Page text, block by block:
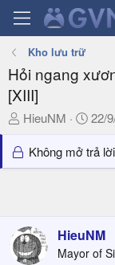
Kho lưu trữ
Hỏi ngang
[XIII]
T
r
e
t
a
HieuNM
N
à
y
22/
Không mở trả
HieuNM
Mayor of